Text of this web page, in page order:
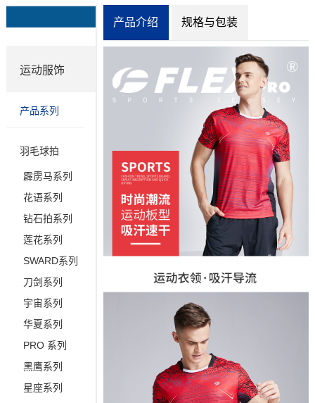
产品介绍 规格与包装
运动服饰
产品系列
羽毛球拍
霹雳马系列
花语系列
钻石拍系列
莲花系列
SWARD系列
刀剑系列
宇宙系列
华夏系列
PRO 系列
黑鹰系列
星座系列